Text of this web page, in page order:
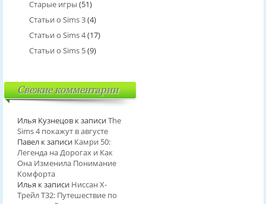
Старые игры (51)
Статьи о Sims 3(4)
Статьи о Sims 4(17)
Статьи о Sims 5(9)
Свежие комментарии
Илья Кузнецовк записиThe
Sims 4 покажут в августе
Павелк записи Камри 50:
Легенда на Дорогах и Как
Она Изменила Понимание
Комфорта
Илья к записи Ниссан Х-
Трейл T32: Путешествие по